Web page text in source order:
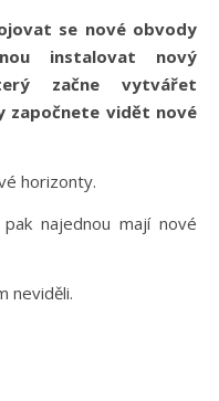
se nové obvody
instalovat nový
začne vytvářet
započnete vidět nové
horizonty.
najednou mají nové
neviděli.